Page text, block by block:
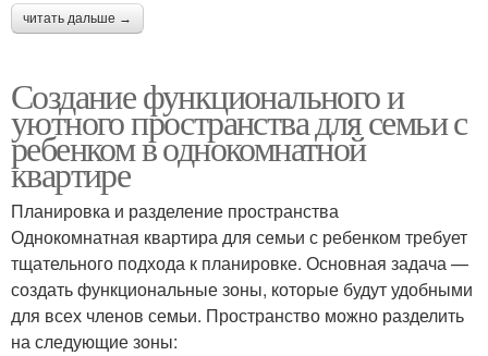
читать дальше →
Создание функционального и
уютного пространства для семьи с
ребенком в однокомнатной
квартире
Планировка и разделение пространства
Однокомнатная квартира для семьи с ребенком требует
тщательного подхода к планировке. Основная задача —
создать функциональные зоны, которые будут удобными
для всех членов семьи. Пространство можно разделить
на следующие зоны: